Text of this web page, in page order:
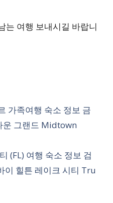
는 여행 보내시길 바랍니
가족여행 숙소 정보 금
운 그랜드 Midtown
(FL) 여행 숙소 정보 검
이 힐튼 레이크 시티 Tru